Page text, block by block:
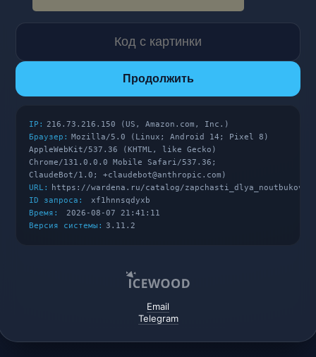
Продолжить
IP: 216.73.216.150 (US, Amazon.com, Inc.)
Браузер: Mozilla/5.0 (Linux; Android 14; Pixel 8)
AppleWebKit/537.36 (KHTML, like Gecko)
Chrome/131.0.0.0 Mobile Safari/537.36;
ClaudeBot/1.0; +claudebot@anthropic.com)
URL:
https://wardena.ru/catalog/zapchasti_dlya_noutbukov/
ID запроса:
xf1hnnsqdyxb
Время:
2026-08-07 21:41:11
Версия системы: 3.11.2
Email
Telegram